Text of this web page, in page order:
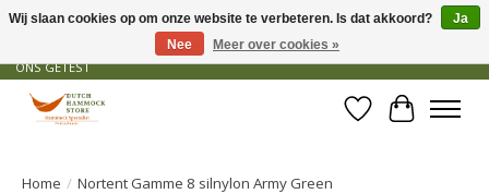
GRATIS VERZENDING VANAF € 50 - OFFICIEEL DEALER - PRODUCTEN ZIJN DOOR
ONS GETEST
Verlanglijst
Home / Nortent Gamme 8 silnylon Army Green
Wij slaan cookies op om onze website te verbeteren. Is dat akkoord?
Ja
Nee
Meer over cookies »